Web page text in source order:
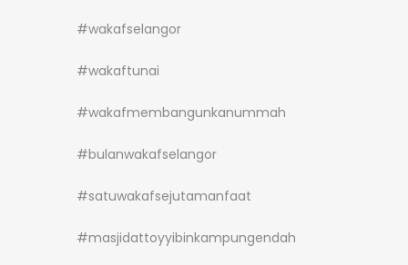
#wakafselangor
#wakaftunai
#wakafmembangunkanummah
#bulanwakafselangor
#satuwakafsejutamanfaat
#masjidattoyyibinkampungendah